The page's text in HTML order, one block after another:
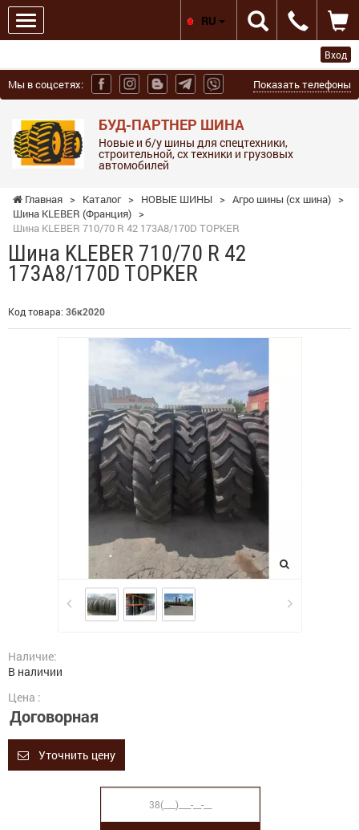
Вход
Мы в соцсетях: Показать телефоны
БУД-ПАРТНЕР ШИНА
Новые и б/у шины для спецтехники,
строительной, сх техники и грузовых
автомобилей
RU
Главная > Каталог > НОВЫЕ ШИНЫ > Агро шины (сх шина) >
Шина KLEBER (Франция) >
Шина KLEBER 710/70 R 42 173A8/170D TOPKER
Шина KLEBER 710/70 R 42
173A8/170D TOPKER
Код товара: 36к2020
Наличие:
В наличии
Цена :
Договорная
Уточнить цену